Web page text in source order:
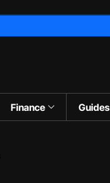
Finance Guides